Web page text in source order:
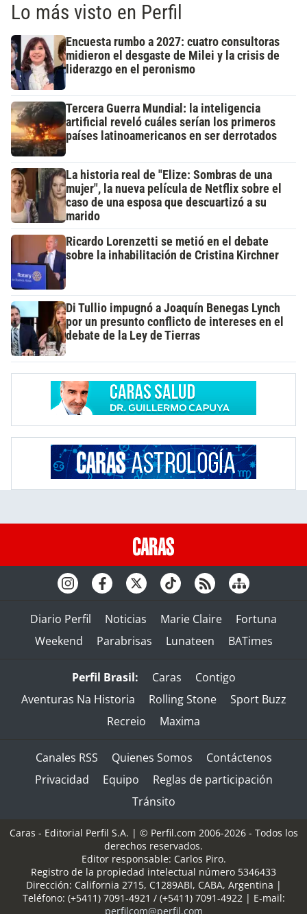
Lo más visto en Perfil
Encuesta rumbo a 2027: cuatro consultoras
midieron el desgaste de Milei y la crisis de
liderazgo en el peronismo
Tercera Guerra Mundial: la inteligencia
artificial reveló cuáles serían los primeros
países latinoamericanos en ser derrotados
La historia real de "Elize: Sombras de una
mujer", la nueva película de Netflix sobre el
caso de una esposa que descuartizó a su
marido
Ricardo Lorenzetti se metió en el debate
sobre la inhabilitación de Cristina Kirchner
Di Tullio impugnó a Joaquín Benegas Lynch
por un presunto conflicto de intereses en el
debate de la Ley de Tierras
Diario Perfil Noticias Marie Claire
Fortuna
Weekend
Parabrisas Lunateen BATimes
Perfil Brasil: Caras
Contigo
Aventuras Na Historia
Rolling Stone
Sport Buzz
Recreio
Maxima
Canales RSS Quienes Somos
Contáctenos
Privacidad
Equipo
Reglas de participación
Tránsito
Caras - Editorial Perfil S.A. | © Perfil.com 2006-2026 - Todos los
derechos reservados.
Editor responsable: Carlos Piro.
Registro de la propiedad intelectual número 5346433
Dirección: California 2715, C1289ABI, CABA, Argentina |
Teléfono: (+5411) 7091-4921 / (+5411) 7091-4922| E-mail:
perfilcom@perfil.com